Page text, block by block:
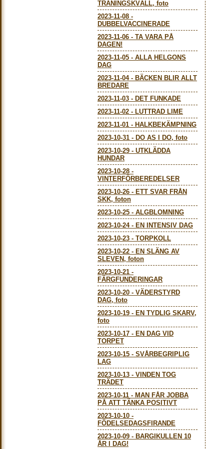
TRÄNINGSKVÄLL, foto
2023-11-08 -
DUBBELVACCINERADE
2023-11-06 - TA VARA PÅ
DAGEN!
2023-11-05 - ALLA HELGONS
DAG
2023-11-04- BÄCKEN BLIR ALLT
BREDARE
2023-11-03 - DET FUNKADE
2023-11-02 - LUTTRAD LIME
2023-11-01 - HALKBEKÄMPNING
2023-10-31 - DO AS I DO, foto
2023-10-29 - UTKLÄDDA
HUNDAR
2023-10-28 -
VINTERFÖRBEREDELSER
2023-10-26 - ETT SVAR FRÅN
SKK, foton
2023-10-25 - ALGBLOMNING
2023-10-24- EN INTENSIV DAG
2023-10-23 - TORPKOLL
2023-10-22 - EN SLÄNG AV
SLEVEN, foton
2023-10-21 -
FÄRGFUNDERINGAR
2023-10-20 - VÄDERSTYRD
DAG, foto
2023-10-19 - EN TYDLIG SKARV,
foto
2023-10-17 - EN DAG VID
TORPET
2023-10-15 - SVÅRBEGRIPLIG
LAG
2023-10-13 - VINDEN TOG
TRÄDET
2023-10-11 - MAN FÅR JOBBA
PÅ ATT TÄNKA POSITIVT
2023-10-10 -
FÖDELSEDAGSFIRANDE
2023-10-09 - BARGIKULLEN 10
ÅR I DAG!